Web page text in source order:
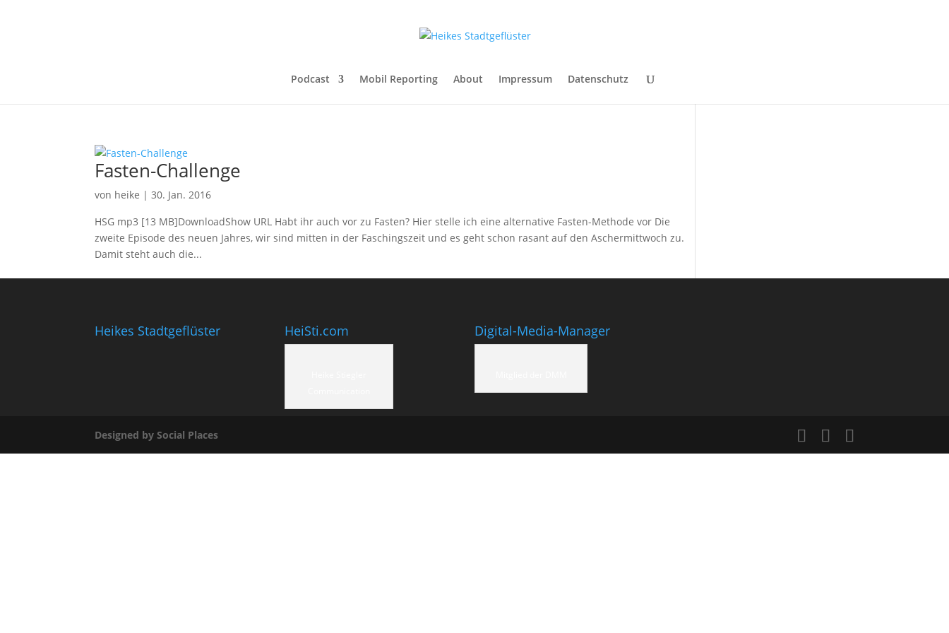
Podcast Mobil Reporting About Impressum Datenschutz
Fasten-Challenge
von heike |30. Jan. 2016
HSG mp3 [13 MB]DownloadShow URL Habt ihr auch vor zu Fasten? Hier stelle ich eine alternative Fasten-Methode vor Die
zweite Episode des neuen Jahres, wir sind mitten in der Faschingszeit und es geht schon rasant auf den Aschermittwoch zu.
Damit steht auch die...
Heikes Stadtgeflüster HeiSti.com Digital-Media-Manager
Designed by Social Places